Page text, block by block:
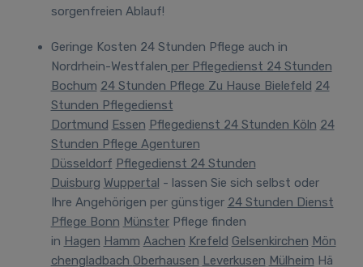
sorgenfreien Ablauf!
Geringe Kosten 24 Stunden Pflege auch in
Nordrhein-Westfalen per Pflegedienst 24 Stunden
Bochum 24 Stunden Pflege Zu Hause Bielefeld 24
Stunden Pflegedienst
Dortmund Essen Pflegedienst 24 Stunden Köln 24
Stunden Pflege Agenturen
Düsseldorf Pflegedienst 24 Stunden
Duisburg Wuppertal - lassen Sie sich selbst oder
Ihre Angehörigen per günstiger 24 Stunden Dienst
Pflege Bonn MünsterPflege finden
in Hagen Hamm Aachen Krefeld Gelsenkirchen Mön
chengladbach Oberhausen Leverkusen Mülheim Hä